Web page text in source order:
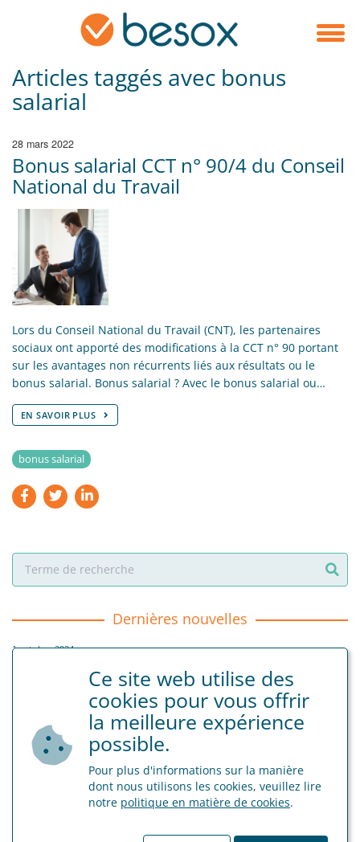
Articles taggés avec bonus
salarial
28 mars 2022
Bonus salarial CCT n° 90/4 du Conseil
National du Travail
Lors du Conseil National du Travail (CNT), les partenaires
sociaux ont apporté des modifications à la CCT n° 90 portant
sur les avantages non récurrents liés aux résultats ou le
bonus salarial. Bonus salarial ? Avec le bonus salarial ou…
EN SAVOIR PLUS
bonus salarial
Dernières nouvelles
1 octobre 2024
Uitkeringen voor geboorteverlof worden vanaf 1 januari 2025
maandelijks uitbetaald
EN SAVOIR PLUS
Ce site web utilise des
cookies pour vous offrir
la meilleure expérience
possible.
Pour plus d'informations sur la manière
dont nous utilisons les cookies, veuillez lire
notre politique en matière de cookies.